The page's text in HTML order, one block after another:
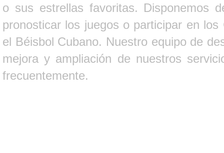
o sus estrellas favoritas. Disponemos
pronosticar los juegos o participar en
el Béisbol Cubano. Nuestro equipo de
mejora y ampliación de nuestros
frecuentemente.